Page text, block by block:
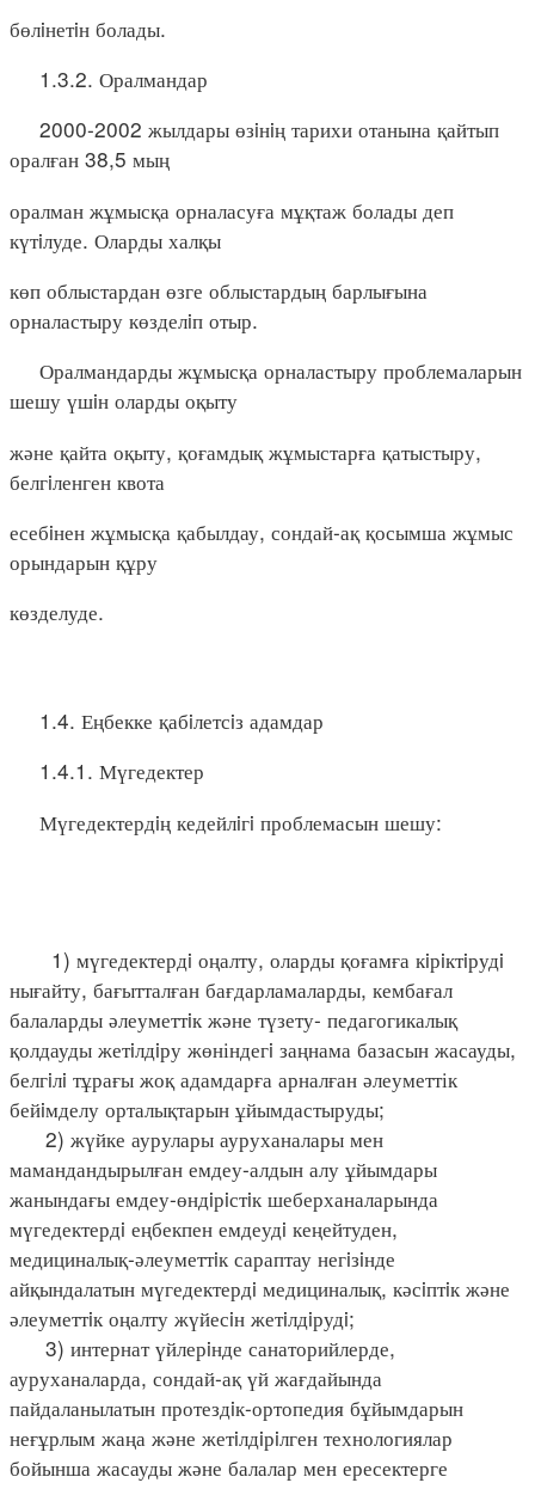
бөлiнетiн болады.
1.3.2. Оралмандар
2000-2002 жылдары өзiнiң тарихи отанына қайтып
оралған 38,5 мың
оралман жұмысқа орналасуға мұқтаж болады деп
күтiлуде. Оларды халқы
көп облыстардан өзге облыстардың барлығына
орналастыру көзделiп отыр.
Оралмандарды жұмысқа орналастыру проблемаларын
шешу үшiн оларды оқыту
және қайта оқыту, қоғамдық жұмыстарға қатыстыру,
белгiленген квота
есебiнен жұмысқа қабылдау, сондай-ақ қосымша жұмыс
орындарын құру
көзделуде.
1.4. Еңбекке қабiлетсiз адамдар
1.4.1. Мүгедектер
Мүгедектердiң кедейлiгi проблемасын шешу:
1) мүгедектердi оңалту, оларды қоғамға кiрiктiрудi
нығайту, бағытталған бағдарламаларды, кембағал
балаларды әлеуметтiк және түзету- педагогикалық
қолдауды жетiлдiру жөніндегi заңнама базасын жасауды,
белгiлi тұрағы жоқ адамдарға арналған әлеуметтік
бейiмделу орталықтарын ұйымдастыруды;
2) жүйке аурулары ауруханалары мен
мамандандырылған емдеу-алдын алу ұйымдары
жанындағы емдеу-өндiрiстiк шеберханаларында
мүгедектердi еңбекпен емдеудi кеңейтуден,
медициналық-әлеуметтiк сараптау негiзiнде
айқындалатын мүгедектердi медициналық, кәсiптiк және
әлеуметтiк оңалту жүйесiн жетiлдiрудi;
3) интернат үйлерiнде санаторийлерде,
ауруханаларда, сондай-ақ үй жағдайында
пайдаланылатын протездiк-ортопедия бұйымдарын
неғұрлым жаңа және жетiлдiрiлген технологиялар
бойынша жасауды және балалар мен ересектерге